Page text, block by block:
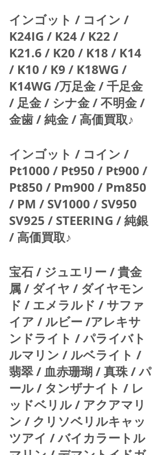
インゴット / コイン /
K24IG / K24 / K22 /
K21.6 / K20 / K18 / K14
/ K10 / K9 / K18WG /
K14WG /万足金 / 千足金
/ 足金 / シナ金 / 不明金 /
金歯 / 純金 / 高価買取♪
インゴット / コイン /
Pt1000 / Pt950 / Pt900 /
Pt850 / Pm900 / Pm850
/ PM / SV1000 / SV950
SV925 / STEERING / 純銀
/ 高価買取♪
宝石 / ジュエリー / 貴金
属 / ダイヤ / ダイヤモン
ド / エメラルド / サファ
イア / ルビー /アレキサ
ンドライト / パライバト
ルマリン / ルベライト /
翡翠 / 血赤珊瑚 / 真珠 / パ
ール / タンザナイト / レ
ッドベリル / アクアマリ
ン / クリソベリルキャッ
ツアイ / バイカラートル